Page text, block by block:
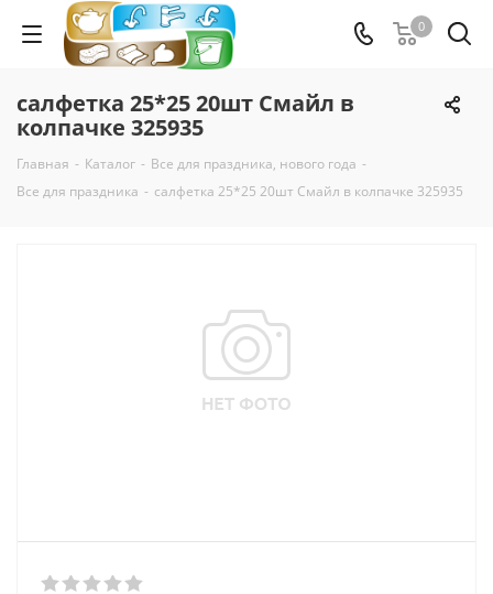
0
салфетка 25*25 20шт Смайл в
колпачке 325935
Главная - Каталог - Все для праздника, нового года -
Все для праздника - салфетка 25*25 20шт Смайл в колпачке 325935